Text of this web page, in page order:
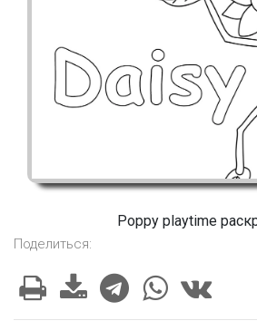
Poppy playtime
Поделиться: